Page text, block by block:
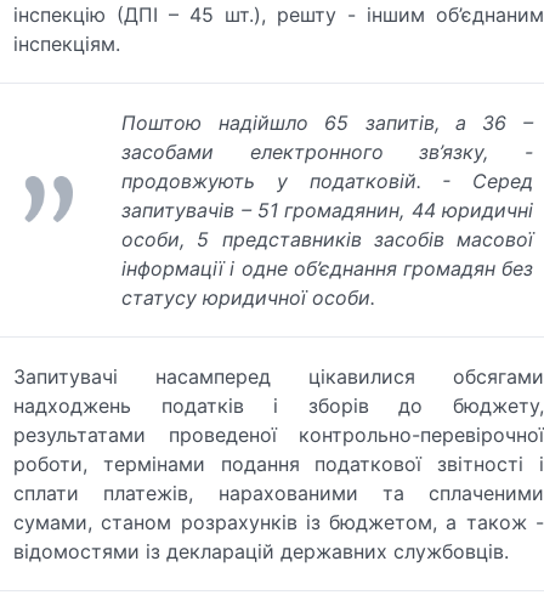
інспекцію (ДПІ – 45 шт.), решту - іншим об’єднаним
інспекціям.
Поштою надійшло 65 запитів, а 36 –
засобами електронного зв’язку, -
продовжують у податковій. - Серед
запитувачів – 51 громадянин, 44 юридичні
особи, 5 представників засобів масової
інформації і одне об’єднання громадян без
статусу юридичної особи.
Запитувачі насамперед цікавилися обсягами
надходжень податків і зборів до бюджету,
результатами проведеної контрольно-перевірочної
роботи, термінами подання податкової звітності і
сплати платежів, нарахованими та сплаченими
сумами, станом розрахунків із бюджетом, а також -
відомостями із декларацій державних службовців.